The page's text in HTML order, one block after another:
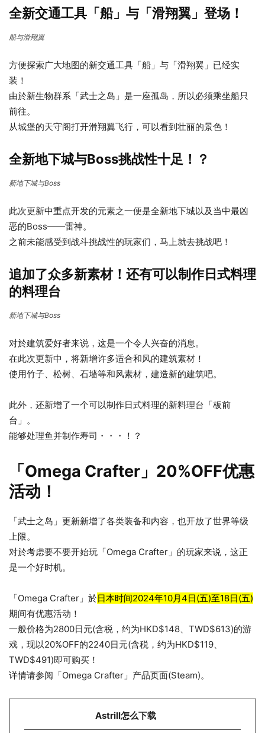
全新交通工具「船」与「滑翔翼」登场！
船与滑翔翼
方便探索广大地图的新交通工具「船」与「滑翔翼」已经实
装！
由於新生物群系「武士之岛」是一座孤岛，所以必须乘坐船只
前往。
从城堡的天守阁打开滑翔翼飞行，可以看到壮丽的景色！
全新地下城与Boss挑战性十足！？
新地下城与Boss
此次更新中重点开发的元素之一便是全新地下城以及当中最凶
恶的Boss——雷神。
之前未能感受到战斗挑战性的玩家们，马上就去挑战吧！
追加了众多新素材！还有可以制作日式料理
的料理台
新地下城与Boss
对於建筑爱好者来说，这是一个令人兴奋的消息。
在此次更新中，将新增许多适合和风的建筑素材！
使用竹子、松树、石墙等和风素材，建造新的建筑吧。
此外，还新增了一个可以制作日式料理的新料理台「板前
台」。
能够处理鱼并制作寿司・・・！？
「Omega Crafter」20%OFF优惠
活动！
「武士之岛」更新新增了各类装备和内容，也开放了世界等级
上限。
对於考虑要不要开始玩「Omega Crafter」的玩家来说，这正
是一个好时机。
「Omega Crafter」於日本时间2024年10月4日(五)至18日(五)
期间有优惠活动！
一般价格为2800日元(含税，约为HKD$148、TWD$613)的游
戏，现以20%OFF的2240日元(含税，约为HKD$119、
TWD$491)即可购买！
详情请参阅「Omega Crafter」产品页面(Steam)。
Astrill怎么下载